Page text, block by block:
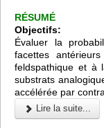
RÉSUMÉ
Objectifs:
Évaluer la
facettes
feldspathique et à
substrats
accélérée par
Lire la suite...